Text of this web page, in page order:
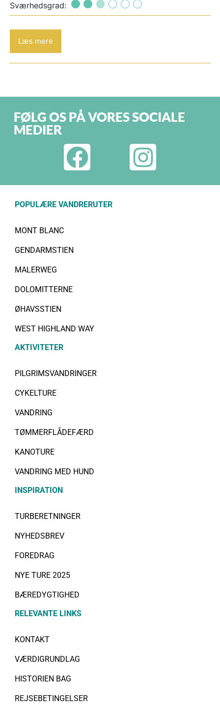
Sværhedsgrad:
Læs mere
FØLG OS PÅ VORES SOCIALE
MEDIER
POPULÆRE VANDRERUTER
MONT BLANC
GENDARMSTIEN
MALERWEG
DOLOMITTERNE
ØHAVSSTIEN
WEST HIGHLAND WAY
AKTIVITETER
PILGRIMSVANDRINGER
CYKELTURE
VANDRING
TØMMERFLÅDEFÆRD
KANOTURE
VANDRING MED HUND
INSPIRATION
TURBERETNINGER
NYHEDSBREV
FOREDRAG
NYE TURE 2025
BÆREDYGTIGHED
RELEVANTE LINKS
KONTAKT
VÆRDIGRUNDLAG
HISTORIEN BAG
REJSEBETINGELSER